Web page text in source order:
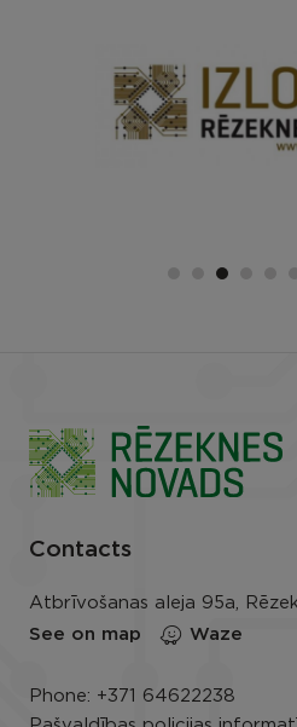
Contacts
Atbrīvošanas aleja 95a,
See on map
Waze
Phone: +371 64622238